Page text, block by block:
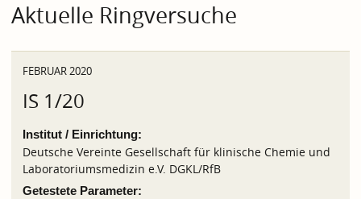
Aktuelle Ringversuche
FEBRUAR 2020
IS 1/20
Institut / Einrichtung:
Deutsche Vereinte Gesellschaft für klinische Chemie und
Laboratoriumsmedizin e.V. DGKL/RfB
Getestete Parameter: